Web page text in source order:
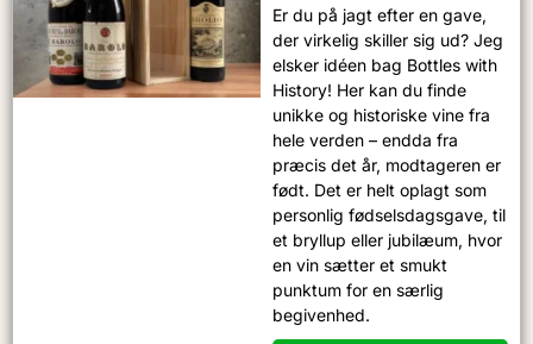
Er du på jagt efter en gave,
der virkelig skiller sig ud? Jeg
elsker idéen bag Bottles with
History! Her kan du finde
unikke og historiske vine fra
hele verden – endda fra
præcis det år, modtageren er
født. Det er helt oplagt som
personlig fødselsdagsgave, til
et bryllup eller jubilæum, hvor
en vin sætter et smukt
punktum for en særlig
begivenhed.